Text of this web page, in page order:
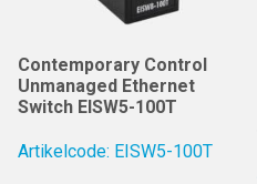
Contemporary Control
Unmanaged Ethernet
Switch EISW5-100T
Artikelcode: EISW5-100T